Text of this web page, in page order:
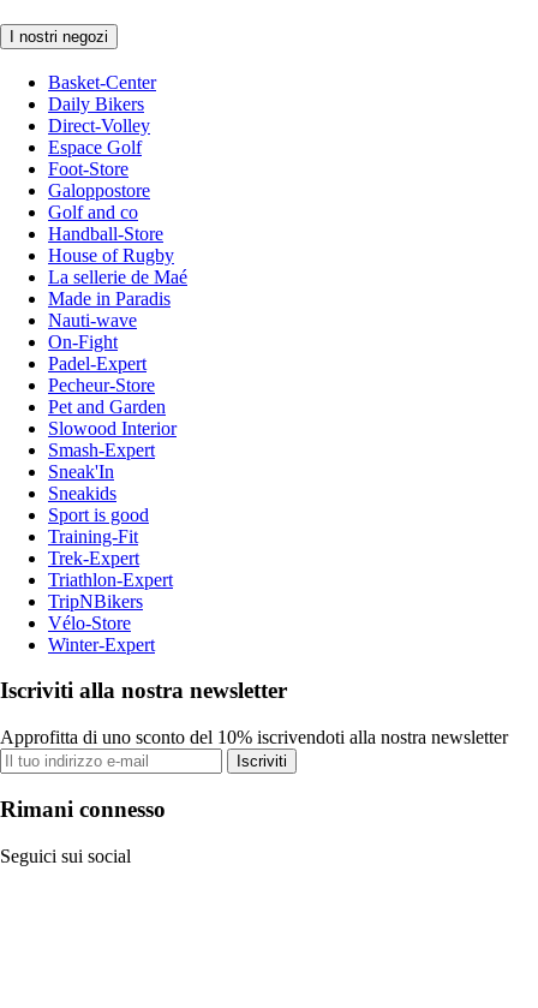
I nostri negozi
Basket-Center
Daily Bikers
Direct-Volley
Espace Golf
Foot-Store
Galoppostore
Golf and co
Handball-Store
House of Rugby
La sellerie de Maé
Made in Paradis
Nauti-wave
On-Fight
Padel-Expert
Pecheur-Store
Pet and Garden
Slowood Interior
Smash-Expert
Sneak'In
Sneakids
Sport is good
Training-Fit
Trek-Expert
Triathlon-Expert
TripNBikers
Vélo-Store
Winter-Expert
Iscriviti alla nostra newsletter
Approfitta di uno sconto del 10% iscrivendoti alla nostra newsletter
Iscriviti
Rimani connesso
Seguici sui social